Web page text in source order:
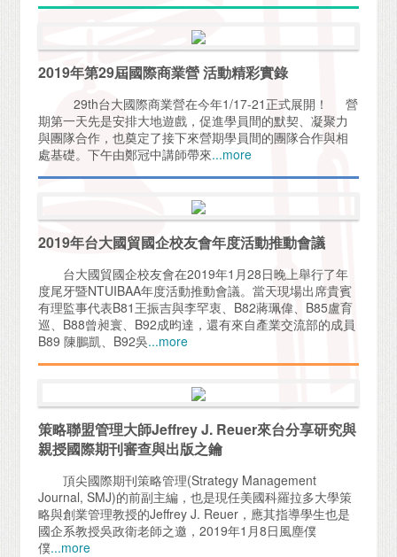
2019年第29屆國際商業營 活動精彩實錄
29th台大國際商業營在今年1/17-21正式展開！ 營
期第一天先是安排大地遊戲，促進學員間的默契、凝聚力
與團隊合作，也奠定了接下來營期學員間的團隊合作與相
處基礎。下午由鄭冠中講師帶來...more
2019年台大國貿國企校友會年度活動推動會議
台大國貿國企校友會在2019年1月28日晚上舉行了年
度尾牙暨NTUIBAA年度活動推動會議。當天現場出席貴賓
有理監事代表B81王振吉與李罕衷、B82蔣珮偉、B85盧育
巡、B88曾昶寰、B92成昀達，還有來自產業交流部的成員
B89 陳鵬凱、B92吳...more
策略聯盟管理大師Jeffrey J. Reuer來台分享研究與
親授國際期刊審查與出版之鑰
頂尖國際期刊策略管理(Strategy Management
Journal, SMJ)的前副主編，也是現任美國科羅拉多大學策
略與創業管理教授的Jeffrey J. Reuer，應其指導學生也是
國企系教授吳政衛老師之邀，2019年1月8日風塵僕
僕...more